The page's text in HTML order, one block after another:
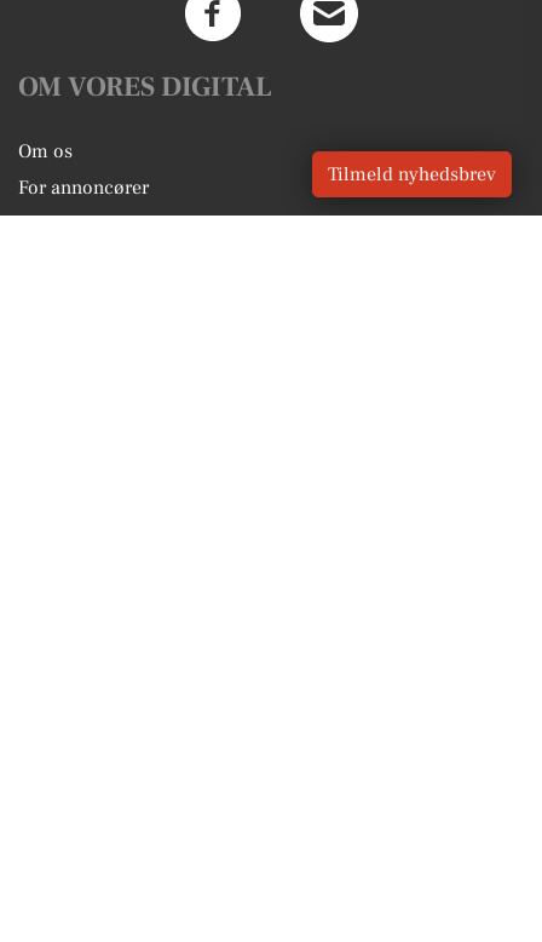
OM VORES DIGITAL
Om os
For annoncører
Tilmeld nyhedsbrev